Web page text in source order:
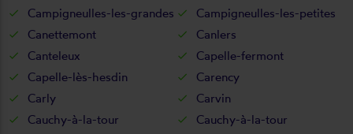
Campigneulles-les-grandes
Campigneulles-les-petites
Canettemont
Canlers
Canteleux
Capelle-fermont
Capelle-lès-hesdin
Carency
Carly
Carvin
Cauchy-à-la-tour
Cauchy-à-la-tour